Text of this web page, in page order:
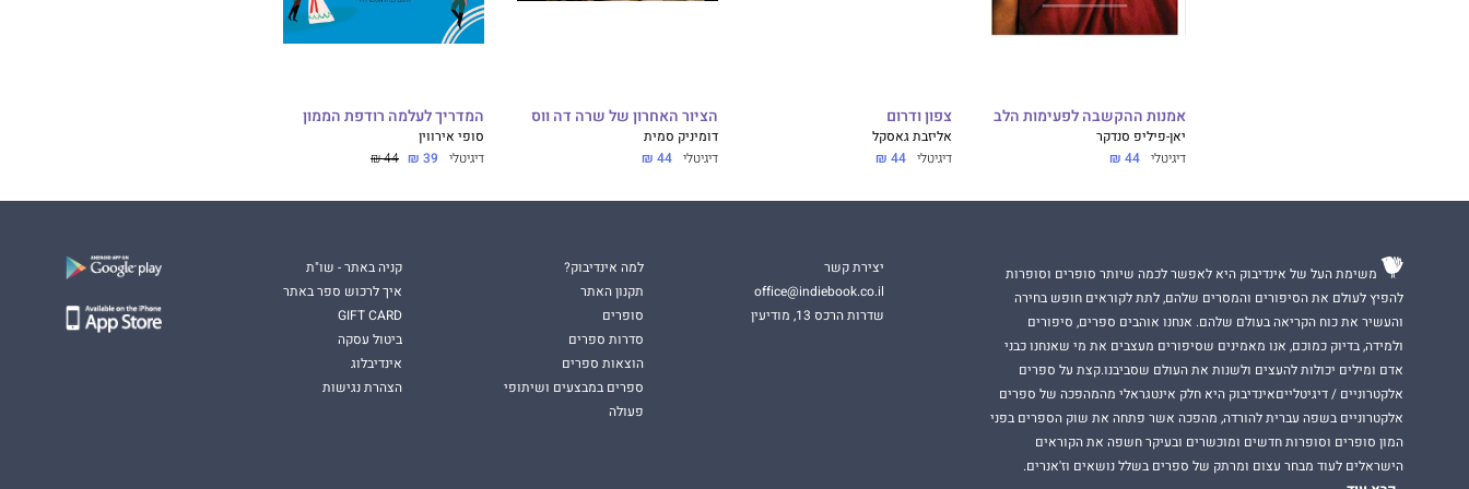
אמנות ההקשבה לפעימות הלב
יאן-פיליפ סנדקר
דיגיטלי 44 ₪
צפון ודרום
אליזבת גאסקל
דיגיטלי 44 ₪
הציור האחרון של שרה דה ווס
דומיניק סמית
דיגיטלי 44 ₪
המדריך לעלמה רודפת הממון
סופי אירווין
דיגיטלי 39 ₪
44 ₪
משימת העל של אינדיבוק היא לאפשר לכמה שיותר סופרים וסופרות
להפיץ לעולם את הסיפורים והמסרים שלהם, לתת לקוראים חופש בחירה
והעשיר את כוח הקריאה בעולם שלהם. אנחנו אוהבים ספרים, סיפורים
ולמידה, בדיוק כמוכם, אנו מאמינים שסיפורים מעצבים את מי שאנחנו כבני
אדם ומילים יכולות להעצים ולשנות את העולם שסביבנו.קצת על ספרים
אלקטרוניים / דיגיטלייםאינדיבוק היא חלק אינטגראלי מהמהפכה של ספרים
אלקטרוניים בשפה עברית להורדה, מהפכה אשר פתחה את שוק הספרים בפני
המון סופרים וסופרות חדשים ומוכשרים ובעיקר חשפה את הקוראים
הישראלים לעוד מבחר עצום ומרתק של ספרים בשלל נושאים וז'אנרים.
יצירת קשר
office@indiebook.co.il
שדרות הרכס 13, מודיעין
למה אינדיבוק?
תקנון האתר
סופרים
סדרות ספרים
הוצאות ספרים
ספרים במבצעים ושיתופי
פעולה
קניה באתר - שו"ת
איך לרכוש ספר באתר
GIFT CARD
ביטול עסקה
אינדיבלוג
הצהרת נגישות